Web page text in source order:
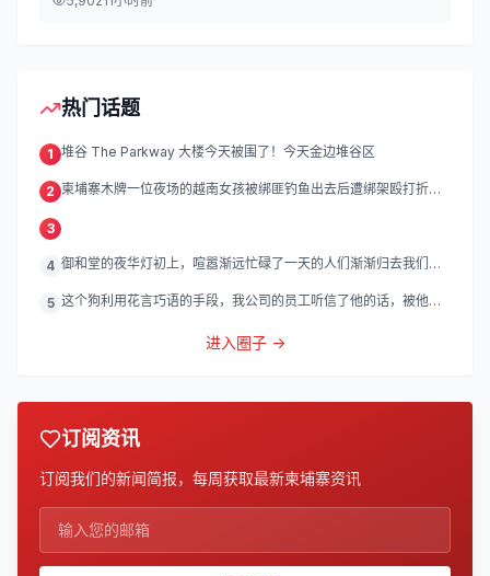
热门话题
1 堆谷 The Parkway 大楼今天被围了！今天金边堆谷区
2 柬埔寨木牌一位夜场的越南女孩被绑匪钓鱼出去后遭绑架殴打折
3
4 御和堂的夜华灯初上，喧嚣渐远忙碌了一天的人们渐渐归去我们的
5 这个狗利用花言巧语的手段，我公司的员工听信了他的话，被他带
进入圈子 →
订阅资讯
订阅我们的新闻简报，每周获取最新柬埔寨资讯